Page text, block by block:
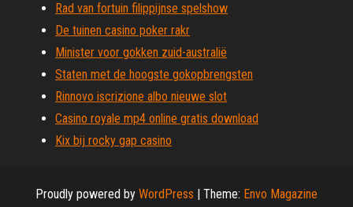
Rad van fortuin filippijnse spelshow
De tuinen casino poker rakr
Minister voor gokken zuid-australië
Staten met de hoogste gokopbrengsten
Rinnovo iscrizione albo nieuwe slot
Casino royale mp4 online gratis download
Kix bij rocky gap casino
Proudly powered by WordPress | Theme: Envo Magazine